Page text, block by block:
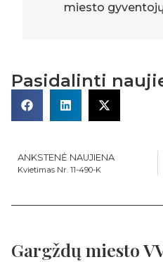
miesto
Pasidalinti
ANKSTENĖ NAUJIENA
Kvietimas Nr. 11-490-K
Gargždų miesto